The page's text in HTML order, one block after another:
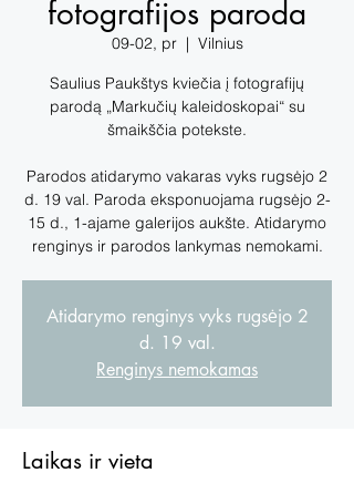
fotografijos paroda
09-02, pr
  |
Vilnius
Saulius Paukštys kviečia į fotografijų
parodą „Markučių kaleidoskopai“ su
šmaikščia potekste.
Parodos atidarymo vakaras vyks rugsėjo 2
d. 19 val. Paroda eksponuojama rugsėjo 2-
15 d., 1-ajame galerijos aukšte. Atidarymo
renginys ir parodos lankymas nemokami.
Atidarymo renginys vyks rugsėjo 2
d. 19 val.
Renginys nemokamas
Laikas ir vieta